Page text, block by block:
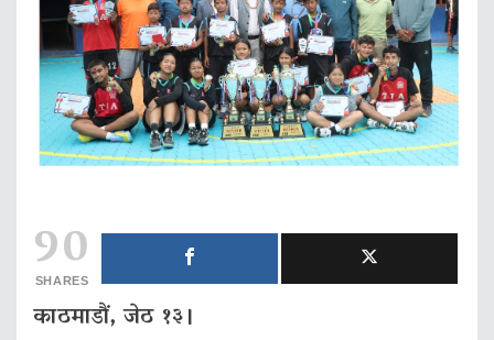
90
SHARES
काठमाडौं, जेठ १३।